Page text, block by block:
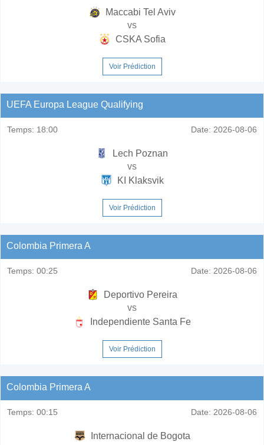
Maccabi Tel Aviv
vs
CSKA Sofia
Voir Prédiction
UEFA Europa League Qualifying
Temps: 18:00 Date: 2026-08-06
Lech Poznan
vs
KI Klaksvik
Voir Prédiction
Colombia Primera A
Temps: 00:25 Date: 2026-08-06
Deportivo Pereira
vs
Independiente Santa Fe
Voir Prédiction
Colombia Primera A
Temps: 00:15 Date: 2026-08-06
Internacional de Bogota